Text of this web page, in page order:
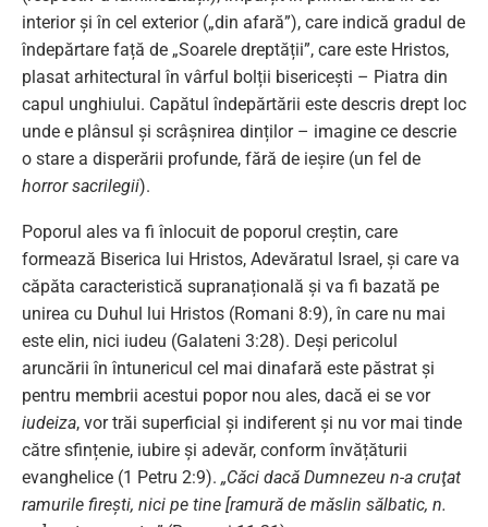
interior și în cel exterior („din afară”), care indică gradul de
îndepărtare față de „Soarele dreptății”, care este Hristos,
plasat arhitectural în vârful bolții bisericești – Piatra din
capul unghiului. Capătul îndepărtării este descris drept loc
unde e plânsul și scrâșnirea dinților – imagine ce descrie
o stare a disperării profunde, fără de ieșire (un fel de
horror sacrilegii).
Poporul ales va fi înlocuit de poporul creștin, care
formează Biserica lui Hristos, Adevăratul Israel, și care va
căpăta caracteristică supranațională și va fi bazată pe
unirea cu Duhul lui Hristos (Romani 8:9), în care nu mai
este elin, nici iudeu (Galateni 3:28). Deși pericolul
aruncării în întunericul cel mai dinafară este păstrat și
pentru membrii acestui popor nou ales, dacă ei se vor
iudeiza, vor trăi superficial și indiferent și nu vor mai tinde
către sfințenie, iubire și adevăr, conform învățăturii
evanghelice (1 Petru 2:9). „Căci dacă Dumnezeu n-a cruţat
ramurile fireşti, nici pe tine [ramură de măslin sălbatic, n.